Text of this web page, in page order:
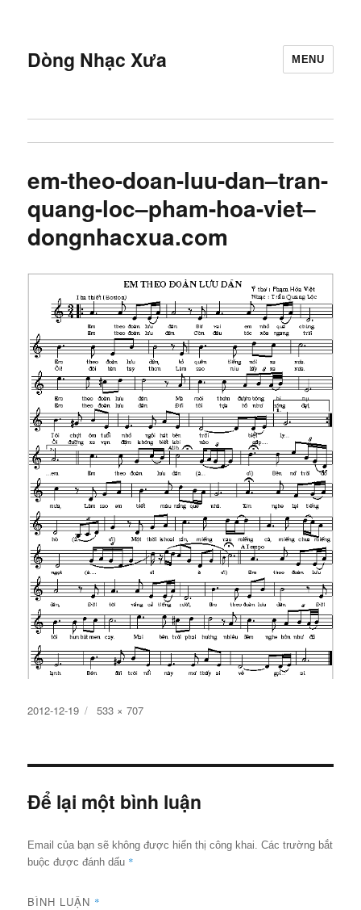
Dòng Nhạc Xưa MENU
em-theo-doan-luu-dan–tran-
quang-loc–pham-hoa-viet–
dongnhacxua.com
Đăng
2012-12-19
Kích
đủ
533 × 707
Để lại một bình luận
Email của bạn sẽ không được hiển thị công khai.
Các trường bắt
buộc được đánh dấu *
BÌNH LUẬN *